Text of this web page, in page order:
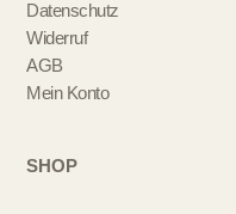
Datenschutz
Widerruf
AGB
Mein Konto
SHOP